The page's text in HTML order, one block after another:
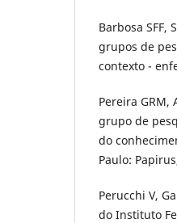
Barbosa SFF,
grupos de
contexto -
Pereira
grupo de
do
Paulo:
Perucchi V,
do Instituto